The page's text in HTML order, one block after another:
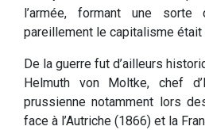
l’armée, formant une
pareillement le capitalisme était
De la guerre fut d’ailleurs
Helmuth von Moltke, chef
prussienne notamment lors
face à l’Autriche (1866) et la